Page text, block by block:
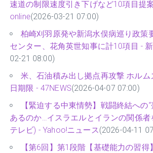
速道の制限速度引き下げなど10項目提
online(2026-03-21 07:00)
柏崎刈羽原発や新潟水俣病巡り政策
センター、花角英世知事に計10項目 -
02-21 08:00)
米、石油積み出し拠点再攻撃 ホル
日期限 - 47NEWS(2026-04-07 07:00)
【緊迫する中東情勢】戦闘終結への
あるのか…イスラエルとイランの関係者
テレビ) - Yahoo!ニュース(2026-04-11
【第6回】第1段階【基礎能力の習